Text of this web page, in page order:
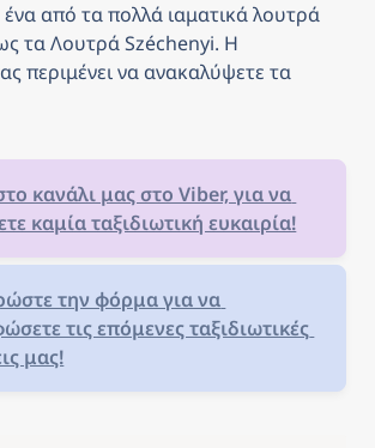
από τα πολλά ιαματικά λουτρά
τα Λουτρά Széchenyi. Η
περιμένει να ανακαλύψετε τα
κανάλι μας στο Viber, για να
καμία ταξιδιωτική ευκαιρία!
την φόρμα για να
τις επόμενες ταξιδιωτικές
μας!